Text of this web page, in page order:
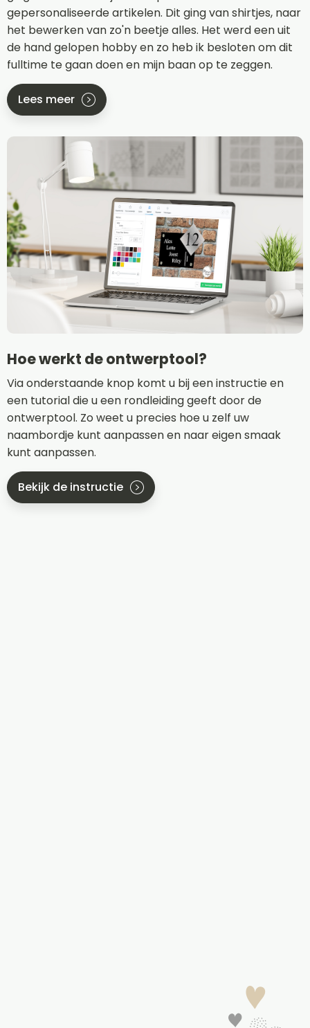
gepersonaliseerde artikelen. Dit ging van shirtjes, naar
het bewerken van zo'n beetje alles. Het werd een uit
de hand gelopen hobby en zo heb ik besloten om dit
fulltime te gaan doen en mijn baan op te zeggen.
Lees meer
Hoe werkt de ontwerptool?
Via onderstaande knop komt u bij een instructie en
een tutorial die u een rondleiding geeft door de
ontwerptool. Zo weet u precies hoe u zelf uw
naambordje kunt aanpassen en naar eigen smaak
kunt aanpassen.
Bekijk de instructie